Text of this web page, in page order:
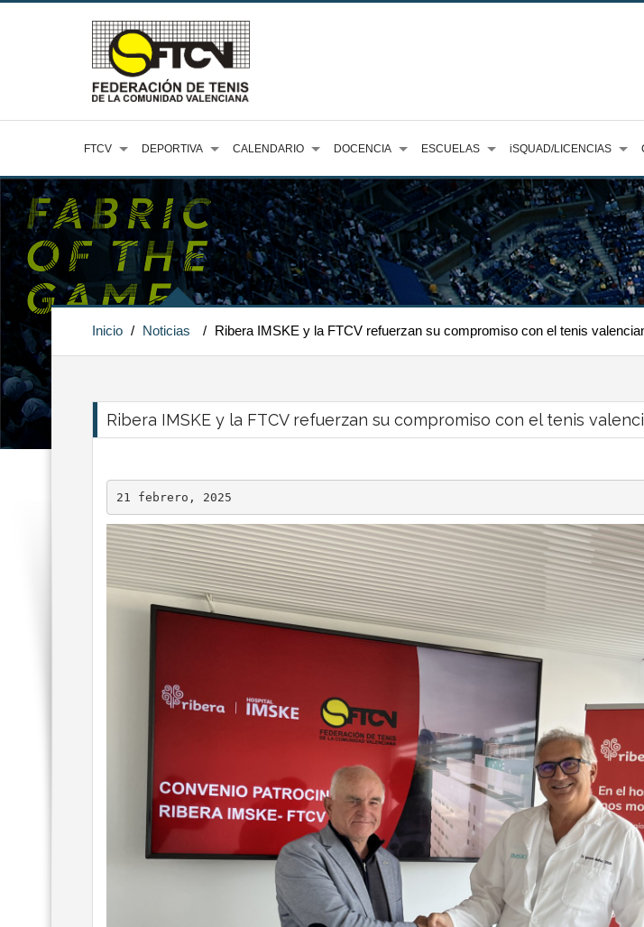
FTCV DEPORTIVA CALENDARIO DOCENCIA ESCUELAS iSQUAD/LICENCIAS
Inicio / Noticias / Ribera IMSKE y la FTCV refuerzan su compromiso con el tenis
Ribera IMSKE y la FTCV refuerzan su compromiso con el tenis
21 febrero, 2025